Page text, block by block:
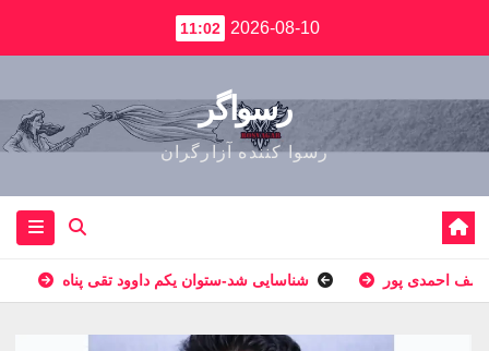
2026-08-10
11:02
رسواگر
رسوا کننده آزارگران
شناسایی شد-ستوان یکم داوود تقی پناه احمدى پور